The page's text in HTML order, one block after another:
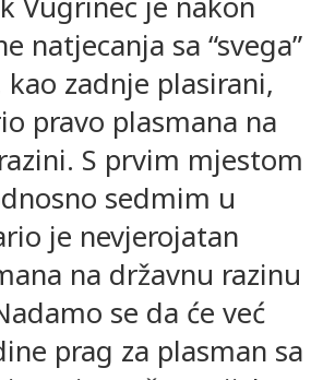
natjecanja sa “svega”
zadnje plasirani,
pravo plasmana na
S prvim mjestom
sedmim u
je nevjerojatan
na državnu razinu
se da će već
prag za plasman sa